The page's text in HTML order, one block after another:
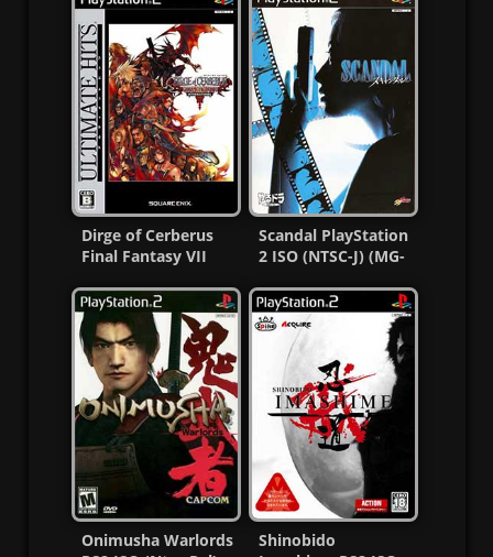
Dirge of Cerberus
Final Fantasy VII
ISO
Scandal PlayStation
2 ISO (NTSC-J) (MG-
Onimusha Warlords
Shinobido